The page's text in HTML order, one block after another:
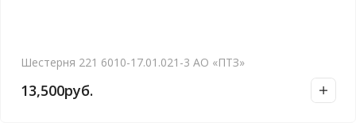
Шестерня 221 6010-17.01.021-3 АО «ПТЗ»
13,500руб.